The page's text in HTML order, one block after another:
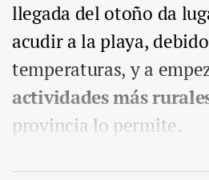
llegada del otoño da
acudir a la playa,
temperaturas, y a
actividades más
provincia lo permite.